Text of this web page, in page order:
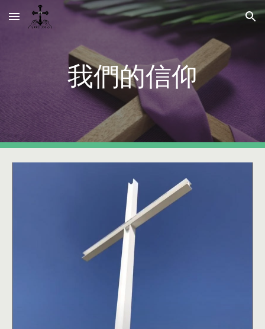
Skip to main content Skip to navigation
我們的信仰